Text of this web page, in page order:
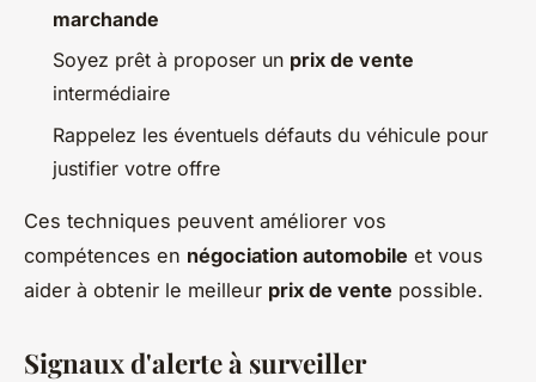
marchande
Soyez prêt à proposer un prix de vente
intermédiaire
Rappelez les éventuels défauts du véhicule pour
justifier votre offre
Ces techniques peuvent améliorer vos
compétences en négociation automobile et vous
aider à obtenir le meilleur prix de vente possible.
Signaux d'alerte à surveiller